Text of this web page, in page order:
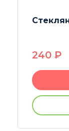
Напас
550 P